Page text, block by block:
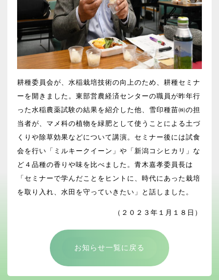
耕種委員会が、水稲栽培技術の向上のため、耕種セミナ
ーを開きました。東部営農経済センターの職員が昨年行
った水稲農薬試験の結果を紹介した他、雪印種苗㈱の担
当者が、マメ科の植物を緑肥として使うことによる土づ
くりや除草効果などについて講演。セミナー後には試食
会を行い「ミルキークイーン」や「新潟コシヒカリ」な
ど４品種の香りや味を比べました。青木嘉孝委員長は
「セミナーで学んだことをヒントに、時代にあった栽培
を取り入れ、水田を守っていきたい」と話しました。
（２０２３年１月１８日）
お知らせ一覧に戻る